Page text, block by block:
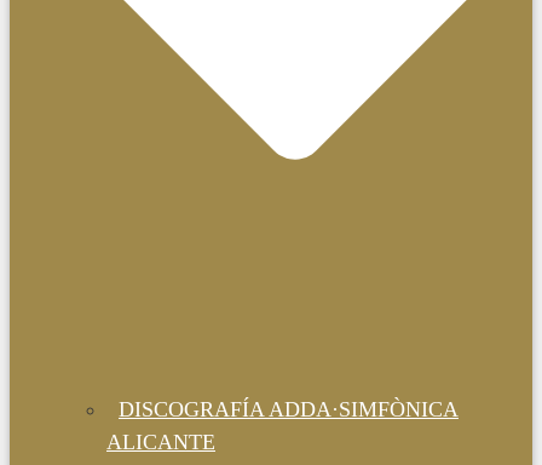
DISCOGRAFÍA ADDA·SIMFÒNICA
ALICANTE